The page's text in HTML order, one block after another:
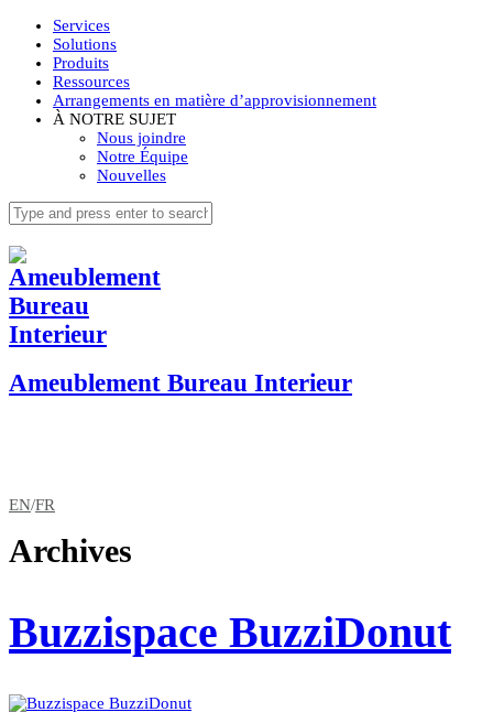
Services
Solutions
Produits
Ressources
Arrangements en matière d’approvisionnement
À NOTRE SUJET
Nous joindre
Notre Équipe
Nouvelles
Ameublement Bureau Interieur
EN/FR
Archives
Buzzispace BuzziDonut